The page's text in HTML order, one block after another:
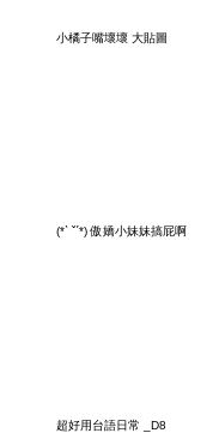
小橘子嘴壞壞 大貼圖
(*ˋ ˇˊ*) 傲嬌小妹妹搞屁啊
超好用台語日常 _D8